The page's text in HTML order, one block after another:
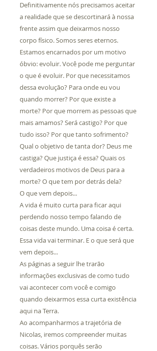
Definitivamente nós precisamos aceitar
a realidade que se descortinará à nossa
frente assim que deixarmos nosso
corpo físico. Somos seres eternos.
Estamos encarnados por um motivo
óbvio: evoluir. Você pode me perguntar
o que é evoluir. Por que necessitamos
dessa evolução? Para onde eu vou
quando morrer? Por que existe a
morte? Por que morrem as pessoas que
mais amamos? Será castigo? Por que
tudo isso? Por que tanto sofrimento?
Qual o objetivo de tanta dor? Deus me
castiga? Que justiça é essa? Quais os
verdadeiros motivos de Deus para a
morte? O que tem por detrás dela?
O que vem depois...
A vida é muito curta para ficar aqui
perdendo nosso tempo falando de
coisas deste mundo. Uma coisa é certa.
Essa vida vai terminar. E o que será que
vem depois...
As páginas a seguir lhe trarão
informações exclusivas de como tudo
vai acontecer com você e comigo
quando deixarmos essa curta existência
aqui na Terra.
Ao acompanharmos a trajetória de
Nicolas, iremos compreender muitas
coisas. Vários porquês serão